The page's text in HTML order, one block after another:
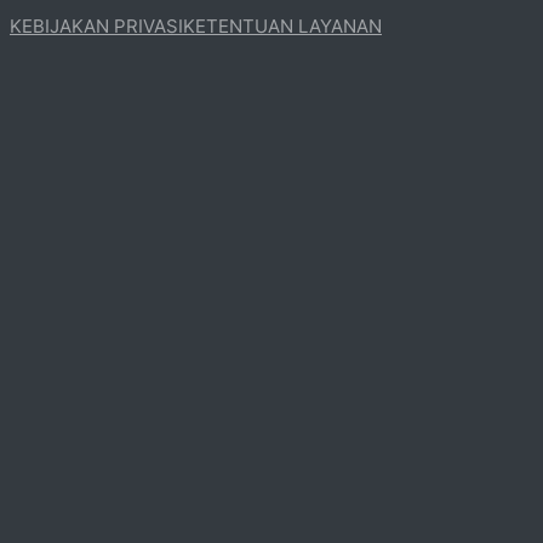
KEBIJAKAN PRIVASIKETENTUAN LAYANAN